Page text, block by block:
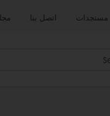
مستجدات اتصل بنا